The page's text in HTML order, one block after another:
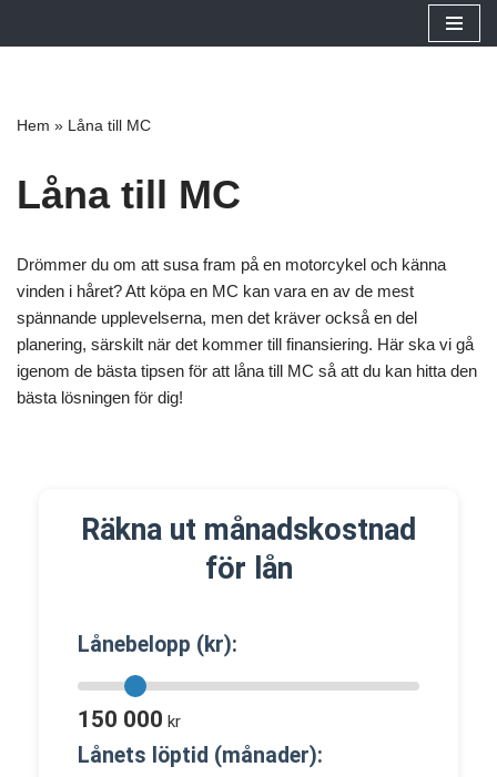
Hem » Låna till MC
Låna till MC
Drömmer du om att susa fram på en motorcykel och känna
vinden i håret? Att köpa en MC kan vara en av de mest
spännande upplevelserna, men det kräver också en del
planering, särskilt när det kommer till finansiering. Här ska vi gå
igenom de bästa tipsen för att låna till MC så att du kan hitta den
bästa lösningen för dig!
Räkna ut månadskostnad
för lån
Lånebelopp (kr):
150 000 kr
Lånets löptid (månader):